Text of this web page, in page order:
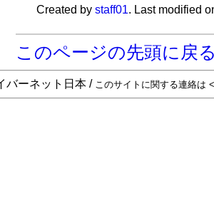
Created bystaff01. Last modified
このページの先頭に戻
バーネット日本 / このサイトに関する連絡は